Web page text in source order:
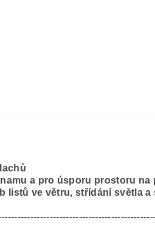
a pro úsporu prostoru na
listů ve větru, střídání světla a